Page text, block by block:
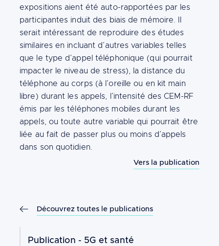
Découvrez toutes le publications
Publication - 5G et santé
expositions aient été auto-rapportées par les
participantes induit des biais de mémoire. Il
serait intéressant de reproduire des études
similaires en incluant d’autres variables telles
que le type d’appel téléphonique (qui pourrait
impacter le niveau de stress), la distance du
téléphone au corps (à l’oreille ou en kit main
libre) durant les appels, l’intensité des CEM-RF
émis par les téléphones mobiles durant les
appels, ou toute autre variable qui pourrait être
liée au fait de passer plus ou moins d’appels
dans son quotidien.
Vers la publication